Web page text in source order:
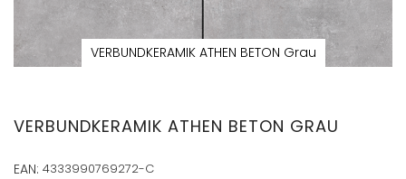
VERBUNDKERAMIK ATHEN BETON Grau
Bildergalerie
VERBUNDKERAMIK ATHEN BETON GRAU
EAN: 4333990769272-C